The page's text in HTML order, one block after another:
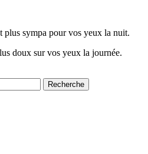
plus sympa pour vos yeux la nuit.
doux sur vos yeux la journée.
Recherche